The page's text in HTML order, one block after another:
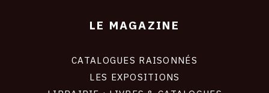
LE MAGAZINE
CATALOGUES RAISONNÉS
LES EXPOSITIONS